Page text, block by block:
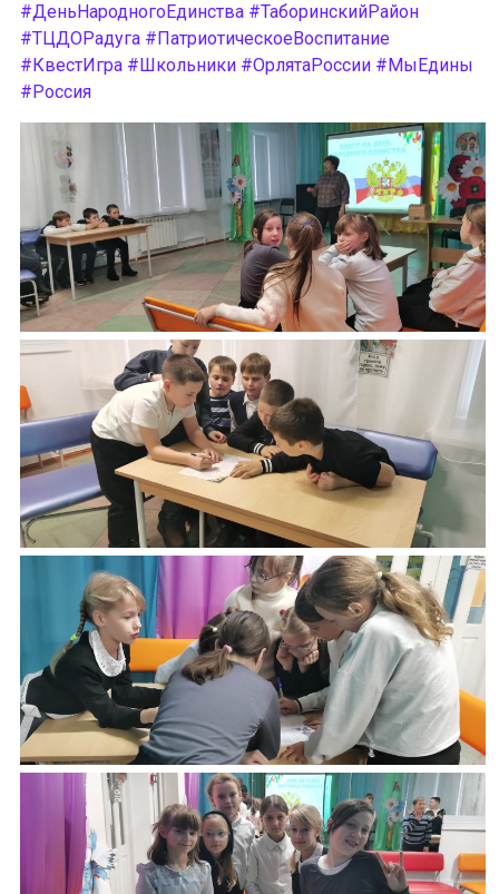
#ДеньНародногоЕдинства #ТаборинскийРайон
#ТЦДОРадуга #ПатриотическоеВоспитание
#КвестИгра #Школьники #ОрлятаРоссии #МыЕдины
#Россия